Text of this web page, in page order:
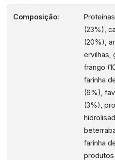
Os ingredientes naturais e
digestão saudável e reforçar o
Principais Benefícios da
Arroz integral de absorção lenta.
Composição:
(23%),
(20%),
ervilhas,
frango
farinha
(6%),
(3%),
farinha
produtos